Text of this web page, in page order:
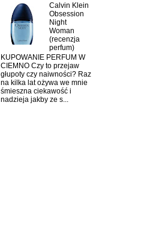
Calvin Klein
Obsession
Night
Woman
(recenzja
perfum)
KUPOWANIE PERFUM W
CIEMNO Czy to przejaw
głupoty czy naiwności? Raz
na kilka lat ożywa we mnie
śmieszna ciekawość i
nadzieja jakby ze s...